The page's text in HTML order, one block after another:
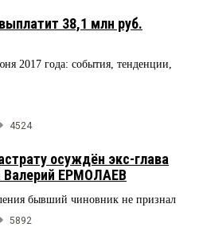
38,1 млн руб.
2017 года: события, тенденции,
4524
осуждён экс-глава
Валерий ЕРМОЛАЕВ
бывший чиновник не признал
5892